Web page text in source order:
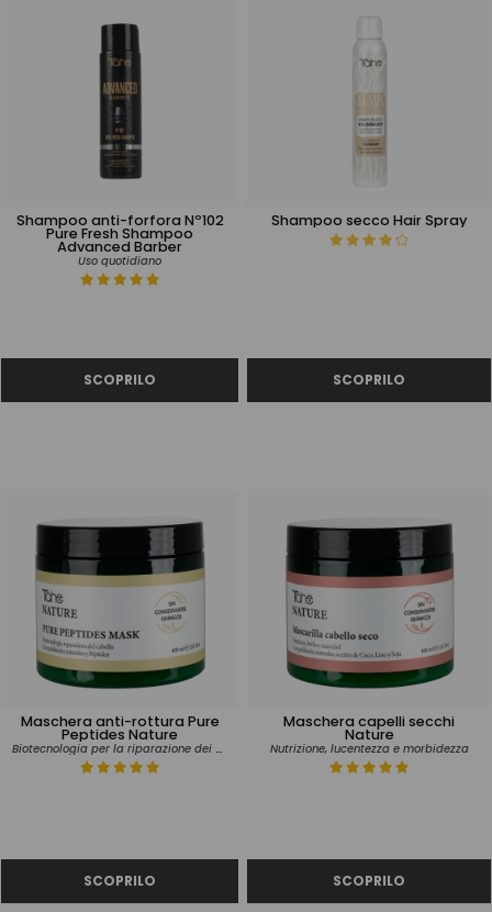
Shampoo anti-forfora Nº102
Pure Fresh Shampoo
Advanced Barber
Uso quotidiano
Shampoo secco Hair Spray
Maschera anti-rottura Pure
Peptides Nature
Biotecnologia per la riparazione dei capelli
Maschera capelli secchi
Nature
Nutrizione, lucentezza e morbidezza